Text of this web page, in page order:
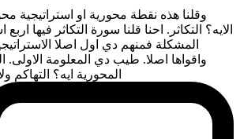
وقلنا هذه نقطة محورية او استراتيجية
الايه؟ التكاثر. احنا قلنا سورة التكاثر فيها
المشكلة فمنهم دي اول اصلا
واقواها اصلا. طيب دي المعلومة الاولى.
المحورية ايه؟ التهاكم